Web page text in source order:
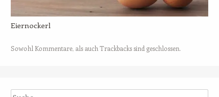
Eiernockerl
Sowohl Kommentare, als auch Trackbacks sind geschlossen.
Suche